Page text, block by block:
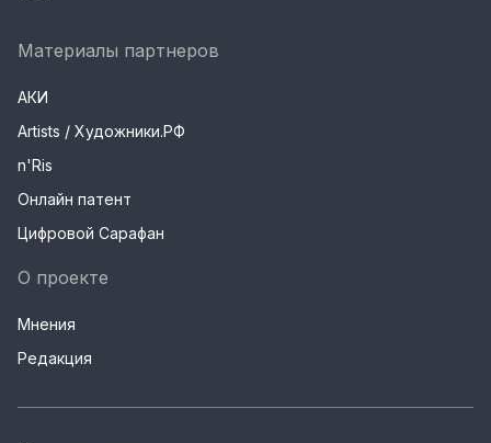
Материалы партнеров
АКИ
Artists / Художники.РФ
n'Ris
Онлайн патент
Цифровой Сарафан
О проекте
Мнения
Редакция